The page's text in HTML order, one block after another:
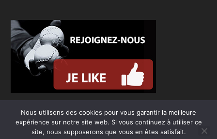
Nous utilisons des cookies pour vous garantir la meilleure
expérience sur notre site web. Si vous continuez à utiliser ce
site, nous supposerons que vous en êtes satisfait.